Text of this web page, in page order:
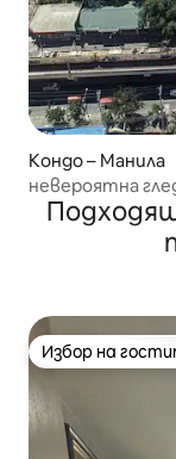
Кондо – Манила
невероятна
Избор на
Избор на